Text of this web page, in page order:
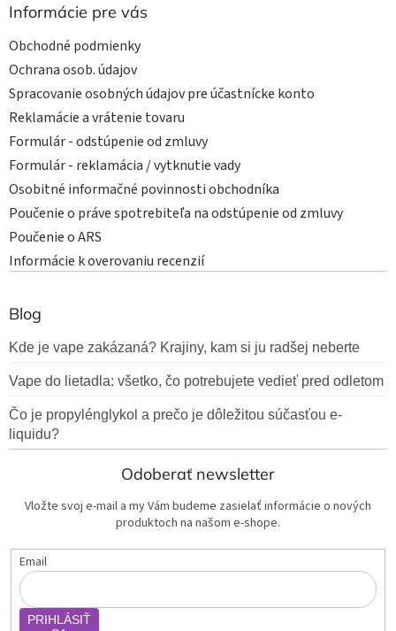
Informácie pre vás
Obchodné podmienky
Ochrana osob. údajov
Spracovanie osobných údajov pre účastnícke konto
Reklamácie a vrátenie tovaru
Formulár - odstúpenie od zmluvy
Formulár - reklamácia / vytknutie vady
Osobitné informačné povinnosti obchodníka
Poučenie o práve spotrebiteľa na odstúpenie od zmluvy
Poučenie o ARS
Informácie k overovaniu recenzií
Blog
Kde je vape zakázaná? Krajiny, kam si ju radšej neberte
Vape do lietadla: všetko, čo potrebujete vedieť pred odletom
Čo je propylénglykol a prečo je dôležitou súčasťou e-
liquidu?
Odoberať newsletter
Vložte svoj e-mail a my Vám budeme zasielať informácie o nových
produktoch na našom e-shope.
Email
PRIHLÁSIŤ